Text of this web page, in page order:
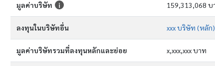
มูลค่าบริษัท
ลงทุนในบริษัทอื่น xxx บริษัท (หลัก)
มูลค่าบริษัทรวมที่ลงทุนหลักและย่อย x,xxx,xxx บาท